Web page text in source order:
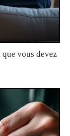
vous devez